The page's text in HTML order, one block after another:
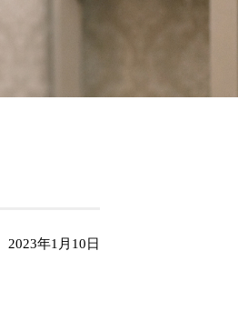
2023年1月10日